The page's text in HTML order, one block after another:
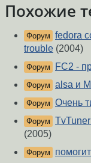
Похожие
Форум fedora
trouble (2004)
Форум FC2 -
Форум alsa и
Форум Очень
Форум
(2005)
Форум